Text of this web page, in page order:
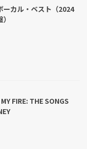
ーカル・ベスト（2024
FIRE: THE SONGS